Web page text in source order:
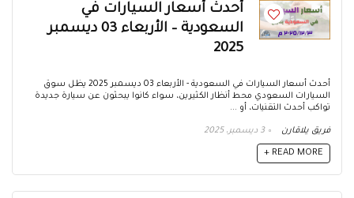
أحدث أسعار السيارات في
السعودية – الأربعاء 03 ديسمبر
2025
أحدث أسعار السيارات في السعودية - الأربعاء 03 ديسمبر 2025 يظل سوق
السيارات السعودي محط أنظار الكثيرين، سواء كانوا يبحثون عن سيارة جديدة
تواكب أحدث التقنيات، أو ...
فريق يلاقارن 3 ديسمبر، 2025
READ MORE +